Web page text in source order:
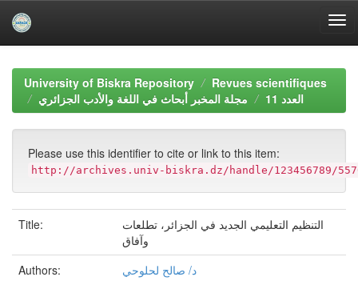
navigationUniversity of Biskra Repository
Revues scientifiques
مجلة المخبر أبحاث في اللغة والأدب الجزائري
العدد 11
Please use this identifier to cite or link to this item:
http://archives.univ-biskra.dz/handle/123456789/
Title:
التنظيم التعليمي الجديد في الجزائر، تطلعات
وآفاق
Authors:
د/ صالح لحلوحي